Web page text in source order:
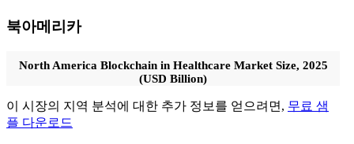
북아메리카
North America Blockchain in Healthcare Market Size, 2025
(USD Billion)
이 시장의 지역 분석에 대한 추가 정보를 얻으려면, 무료 샘
플 다운로드